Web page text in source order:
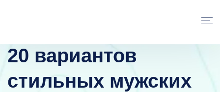
20 вариантов
стильных мужских